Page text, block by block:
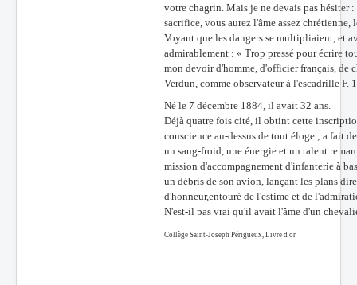
votre chagrin. Mais je ne devais pas hésiter
sacrifice, vous aurez l'âme assez chrétienne,
Voyant que les dangers se multipliaient, et
admirablement : « Trop pressé pour écrire
mon devoir d'homme, d'officier français, de
Verdun, comme observateur à l'escadrille F.
Né le 7 décembre 1884, il avait 32 ans.
Déjà quatre fois cité, il obtint cette
conscience au-dessus de tout éloge ; a fait
un sang-froid, une énergie et un talent
mission d'accompagnement d'infanterie à
un débris de son avion, lançant les plans
d'honneur,entouré de l'estime et de
N'est-il pas vrai qu'il avait l'âme d'un
Collège Saint-Joseph Périgueux, Livre d'or